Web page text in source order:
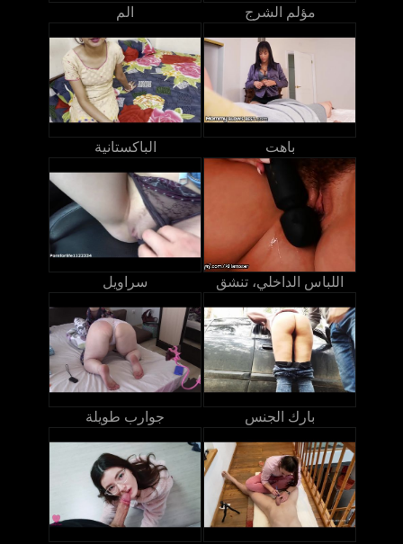
الم مؤلم الشرج
الباكستانية باهت
سراويل اللباس الداخلي، تنشق
جوارب طويلة بارك الجنس